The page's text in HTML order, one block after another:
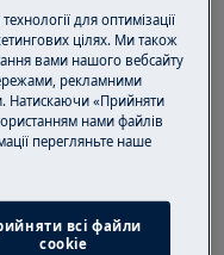
для оптимізації
цілях. Ми також
вами нашого вебсайту
рекламними
Натискаючи «Прийняти
нами файлів
перегляньте наше
всі файли
сookie